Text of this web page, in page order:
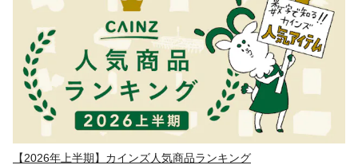
【2026年上半期】カインズ人気商品ランキング